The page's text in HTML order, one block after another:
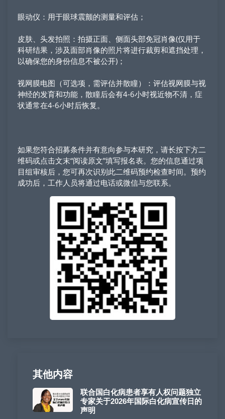
眼动仪：用于眼球震颤的测量和评估；
皮肤、头发拍照：拍摄正面、侧面头部免冠肖像(仅用于
科研结果，涉及面部肖像的照片将进行裁剪和遮挡处理，
以确保您的身份信息不被公开)；
视网膜电图（可选项，需评估并散瞳）：评估视网膜与视
神经的发育和功能，散瞳后会有4-6小时视近物不清，症
状通常在4-6小时后恢复。
如果您符合招募条件并有意向参与本研究，请长按下方二
维码或点击文末“阅读原文”填写报名表。您的信息通过项
目组审核后，您可再次识别此二维码预约检查时间。预约
成功后，工作人员将通过电话或微信与您联系。
其他内容
联合国白化病患者享有人权问题独立
专家关于2026年国际白化病宣传日的
声明